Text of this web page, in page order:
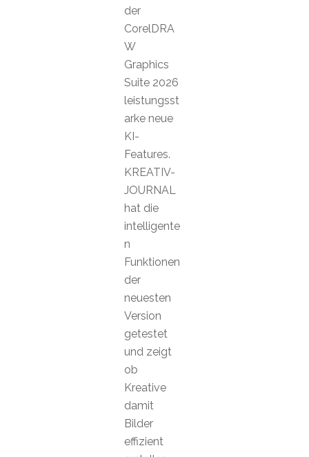
der
CorelDRA
W
Graphics
Suite 2026
leistungsst
arke neue
KI-
Features.
KREATIV-
JOURNAL
hat die
intelligente
n
Funktionen
der
neuesten
Version
getestet
und zeigt
ob
Kreative
damit
Bilder
effizient